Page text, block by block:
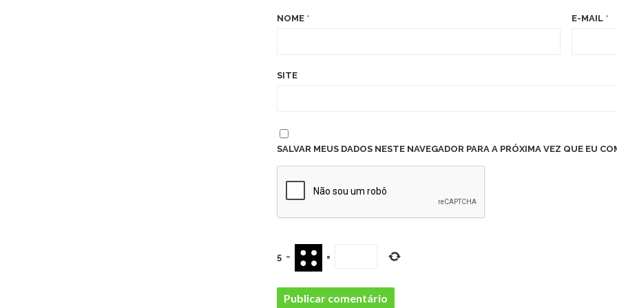
NOME * E-MAIL *
SITE
SALVAR MEUS DADOS NESTE NAVEGADOR PARA A PRÓXIMA VEZ QUE EU
5 − =